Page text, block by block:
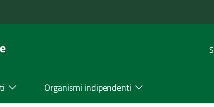
Organismi indipendenti